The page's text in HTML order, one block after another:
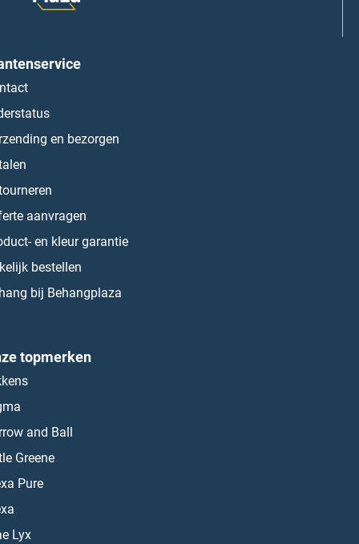
en bezorgen
aanvragen
en kleur garantie
bestellen
bij Behangplaza
topmerken
and Ball
Greene
Pure
Lyx